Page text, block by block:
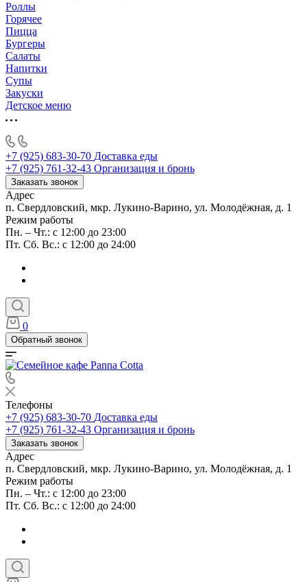
Роллы
Горячее
Пицца
Бургеры
Салаты
Напитки
Супы
Закуски
Детское меню
+7 (925) 683-30-70 Доставка еды
+7 (925) 761-32-43 Организация и бронь
Заказать звонок
Адрес
п. Свердловский, мкр. Лукино-Варино, ул. Молодёжная, д. 1
Режим работы
Пн. – Чт.: с 12:00 до 23:00
Пт. Сб. Вс.: с 12:00 до 24:00
0
Обратный звонок
Телефоны
+7 (925) 683-30-70 Доставка еды
+7 (925) 761-32-43 Организация и бронь
Заказать звонок
Адрес
п. Свердловский, мкр. Лукино-Варино, ул. Молодёжная, д. 1
Режим работы
Пн. – Чт.: с 12:00 до 23:00
Пт. Сб. Вс.: с 12:00 до 24:00